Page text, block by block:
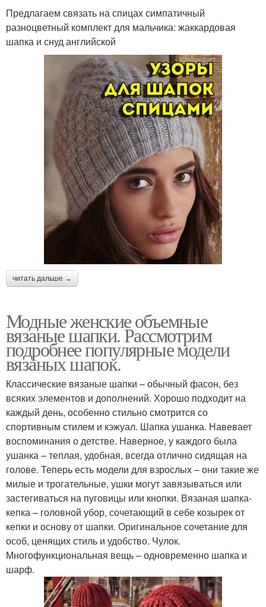
Предлагаем связать на спицах симпатичный
разноцветный комплект для мальчика: жаккардовая
шапка и снуд английской
читать дальше →
Модные женские объемные
вязаные шапки. Рассмотрим
подробнее популярные модели
вязаных шапок.
Классические вязаные шапки – обычный фасон, без
всяких элементов и дополнений. Хорошо подходит на
каждый день, особенно стильно смотрится со
спортивным стилем и кэжуал. Шапка ушанка. Навевает
воспоминания о детстве. Наверное, у каждого была
ушанка – теплая, удобная, всегда отлично сидящая на
голове. Теперь есть модели для взрослых – они такие же
милые и трогательные, ушки могут завязываться или
застегиваться на пуговицы или кнопки. Вязаная шапка-
кепка – головной убор, сочетающий в себе козырек от
кепки и основу от шапки. Оригинальное сочетание для
особ, ценящих стиль и удобство. Чулок.
Многофункциональная вещь – одновременно шапка и
шарф.